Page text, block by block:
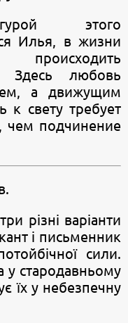
этого
Илья, в жизни
Здесь любовь
а движущим
к свету требует
чем подчинение
різні варіанти
і письменник
сили.
у стародавньому
їх у небезпечну